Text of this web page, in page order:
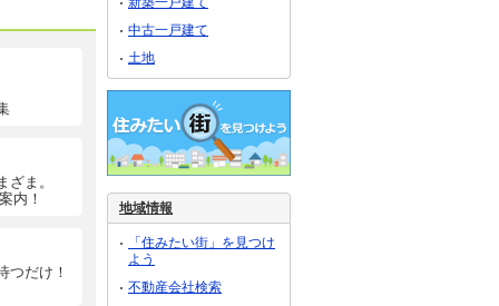
ま。
内！
つだけ！
中古一戸建て
土地
地域情報
「住みたい街」を見つけ
よう
不動産会社検索